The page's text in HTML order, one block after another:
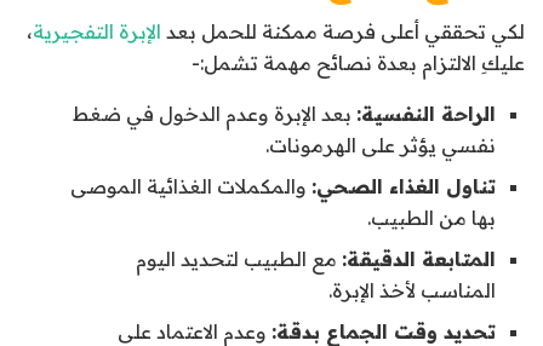
لكي تحققي أعلى فرصة ممكنة للحمل بعد الإبرة التفجيرية،
عليكِ الالتزام بعدة نصائح مهمة تشمل:-
الراحة النفسية: بعد الإبرة وعدم الدخول في ضغط
نفسي يؤثر على الهرمونات.
تناول الغذاء الصحي: والمكملات الغذائية الموصى
بها من الطبيب.
المتابعة الدقيقة: مع الطبيب لتحديد اليوم
المناسب لأخذ الإبرة.
تحديد وقت الجماع بدقة: وعدم الاعتماد على